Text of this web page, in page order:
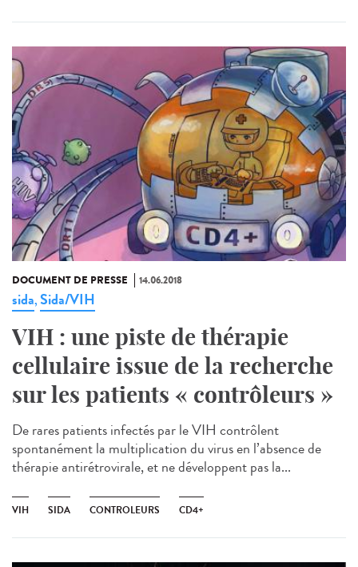
DOCUMENT DE PRESSE 14.06.2018
sida,Sida/VIH
VIH : une piste de thérapie
cellulaire issue de la recherche
sur les patients « contrôleurs »
De rares patients infectés par le VIH contrôlent
spontanément la multiplication du virus en l’absence de
thérapie antirétrovirale, et ne développent pas la...
VIH SIDA CONTROLEURS CD4+